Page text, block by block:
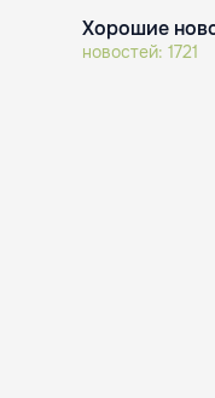
Хорошие
новостей: 1721